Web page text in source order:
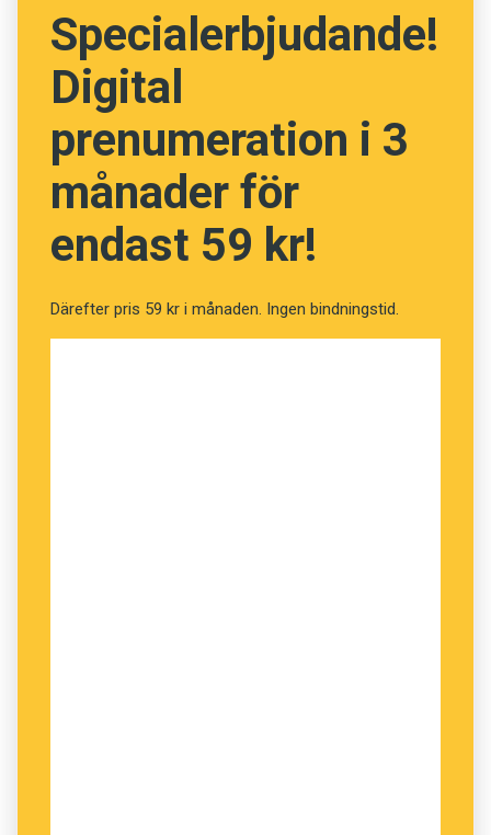
NÄSTA FRÅGA
Specialerbjudande!
Digital
prenumeration i 3
månader för
endast 59 kr!
Därefter pris 59 kr i månaden. Ingen bindningstid.